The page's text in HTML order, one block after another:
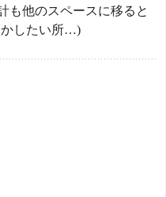
も他のスペースに移ると
かしたい所…)